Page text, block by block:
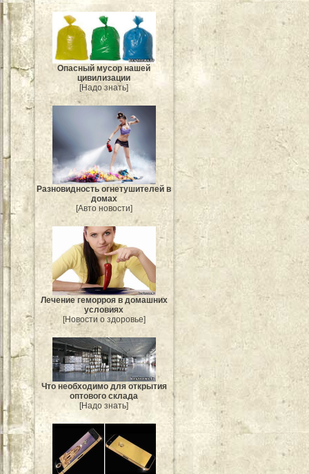
Опасный мусор нашей
цивилизации
[Надо знать]
Разновидность огнетушителей в
домах
[Авто новости]
Лечение геморроя в домашних
условиях
[Новости о здоровье]
Что необходимо для открытия
оптового склада
[Надо знать]